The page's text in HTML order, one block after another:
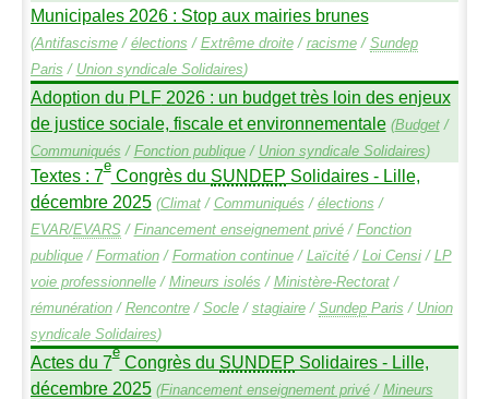
Municipales 2026 : Stop aux mairies brunes
(Antifascisme/ élections / Extrême droite/ racisme/ Sundep
Paris / Union syndicale Solidaires)
Adoption du PLF2026 : un budget très loin des enjeux
de justice sociale, fiscale et environnementale (Budget/
Communiqués / Fonction publique/ Union syndicale Solidaires)
Textes : 7eCongrès du SUNDEP Solidaires - Lille,
décembre 2025 (Climat/ Communiqués / élections /
EVAR/EVARS/ Financement enseignement privé/ Fonction
publique/ Formation/ Formation continue/ Laïcité/ Loi Censi/ LP
voie professionnelle/ Mineurs isolés / Ministère-Rectorat/
rémunération/ Rencontre/ Socle/ stagiaire/ SundepParis / Union
syndicale Solidaires)
Actes du 7eCongrès du SUNDEP Solidaires - Lille,
décembre 2025 (Financement enseignement privé/ Mineurs